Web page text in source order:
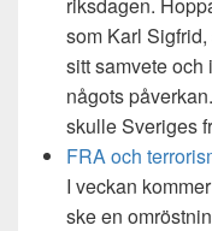
som Karl
sitt samvete
någots
skulle Sveriges
FRA och
I veckan
ske en